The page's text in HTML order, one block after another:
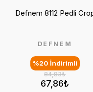
67,86₺
84,83₺
%20 İndirimli
DEFNEM
Defnem 8112 Pedli